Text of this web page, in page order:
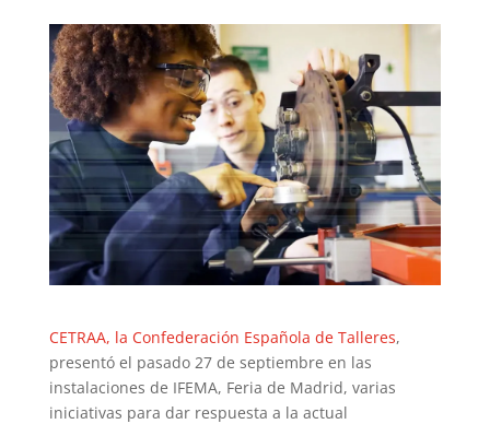
CETRAA, la Confederación Española de Talleres,
presentó el pasado 27 de septiembre en las
instalaciones de IFEMA, Feria de Madrid, varias
iniciativas para dar respuesta a la actual